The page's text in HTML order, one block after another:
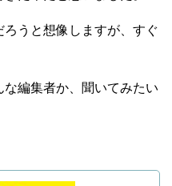
うと想像しますが、すぐ
編集者か、聞いてみたい